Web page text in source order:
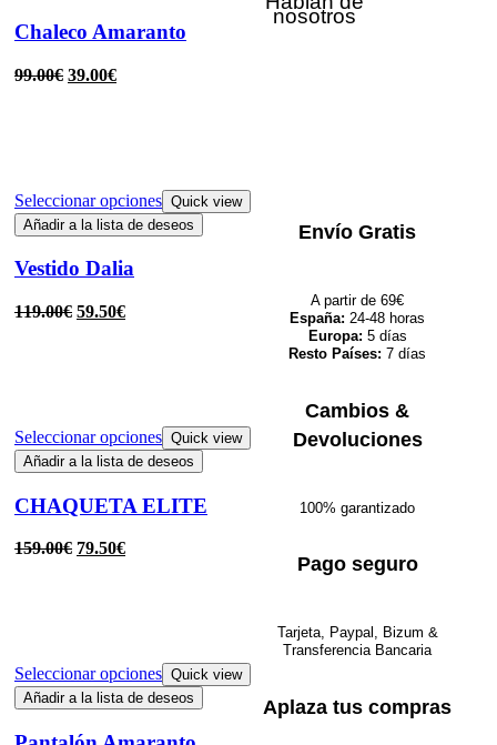
Chaleco Amaranto
99.00€ 39.00€
Seleccionar opciones Quick view
Añadir a la lista de deseos
Vestido Dalia
119.00€ 59.50€
Seleccionar opciones Quick view
Añadir a la lista de deseos
CHAQUETA ELITE
159.00€ 79.50€
Seleccionar opciones Quick view
Añadir a la lista de deseos
nosotros
Envío Gratis
A partir de 69€
España: 24-48 horas
Europa: 5 días
Resto Países: 7 días
Cambios &
Devoluciones
100% garantizado
Pago seguro
Tarjeta, Paypal, Bizum &
Transferencia Bancaria
Aplaza tus compras